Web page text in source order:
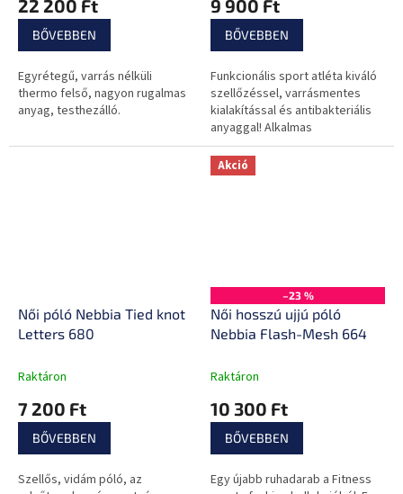
22 200 Ft
BŐVEBBEN
Egyrétegű, varrás nélküli
thermo felső, nagyon rugalmas
anyag, testhezálló.
szabás
9 900 Ft
BŐVEBBEN
Funkcionális sport atléta kiváló
szellőzéssel, varrásmentes
kialakítással és antibakteriális
anyaggal! Alkalmas
alaprétegként.
Női póló Nebbia Tied knot
Letters 680
Raktáron
7 200 Ft
BŐVEBBEN
Szellős, vidám póló, az
Akció
–23 %
Női hosszú ujjú póló
Nebbia Flash-Mesh 664
Raktáron
10 300 Ft
BŐVEBBEN
Egy újabb ruhadarab a Fitness